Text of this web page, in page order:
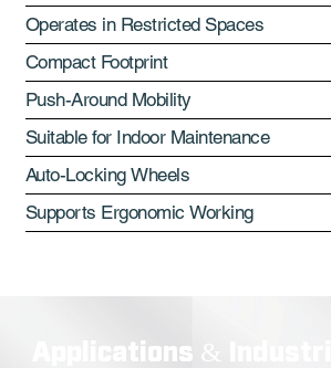
Operates in Restricted Spaces
Compact Footprint
Push-Around Mobility
Suitable for Indoor Maintenance
Auto-Locking Wheels
Supports Ergonomic Working
Applications &